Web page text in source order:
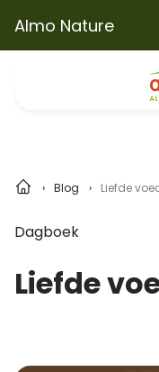
Almo Nature
Blog Liefde
Dagboek
Liefde